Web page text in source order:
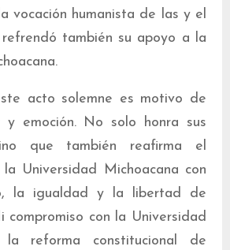
vocación humanista de las y el
también su apoyo a la
acto solemne es motivo de
y emoción. No solo honra sus
que también reafirma el
Universidad Michoacana con
la igualdad y la libertad de
compromiso con la Universidad
reforma constitucional de